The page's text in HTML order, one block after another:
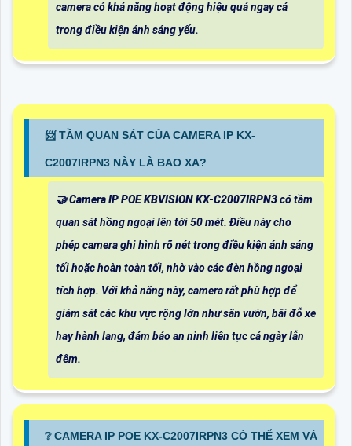
camera có khả năng hoạt động hiệu quả ngay cả
trong điều kiện ánh sáng yếu.
📨 TẦM QUAN SÁT CỦA CAMERA IP KX-
C2007IRPN3 NÀY LÀ BAO XA?
🤝Camera IP POE KBVISION KX-C2007IRPN3có tầm
quan sát hồng ngoại lên tới 50 mét. Điều này cho
phép camera ghi hình rõ nét trong điều kiện ánh sáng
tối hoặc hoàn toàn tối, nhờ vào các đèn hồng ngoại
tích hợp. Với khả năng này, camera rất phù hợp để
giám sát các khu vực rộng lớn như sân vườn, bãi đỗ xe
hay hành lang, đảm bảo an ninh liên tục cả ngày lẫn
đêm.
❔ CAMERA IP POE KX-C2007IRPN3 CÓ THỂ XEM VÀ